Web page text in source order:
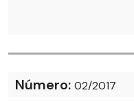
Número: 02/2017